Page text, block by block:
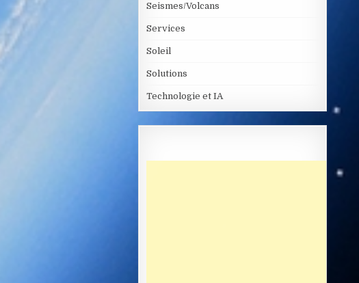
Seismes/Volcans
Services
Soleil
Solutions
Technologie et IA